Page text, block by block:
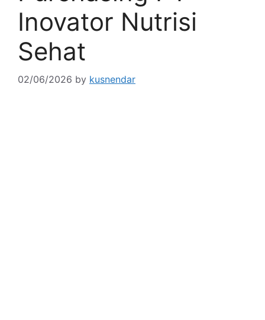
Inovator Nutrisi
Sehat
02/06/2026 by kusnendar